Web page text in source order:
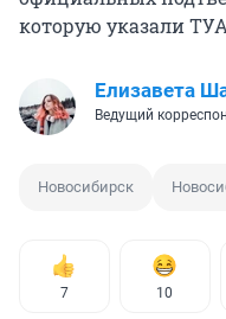
которую указали
Елизавета
Ведущий
Новосибирск
7 10